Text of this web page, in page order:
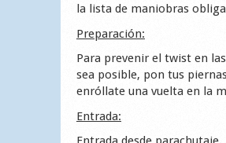
la lista de maniobras
Preparación:
Para prevenir el twist en
sea posible, pon tus
enróllate una vuelta en la
Entrada: